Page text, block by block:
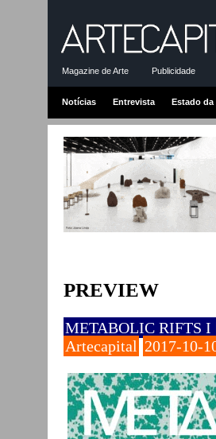
Magazine de Arte Publicidade
Notícias Entrevista Estado da
PREVIEW
METABOLIC RIFTS I
Artecapital 2017-10-